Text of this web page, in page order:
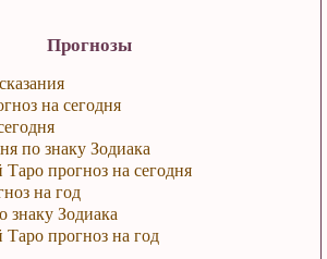
Прогнозы
на сегодня
по знаку Зодиака
прогноз на сегодня
на год
знаку Зодиака
прогноз на год